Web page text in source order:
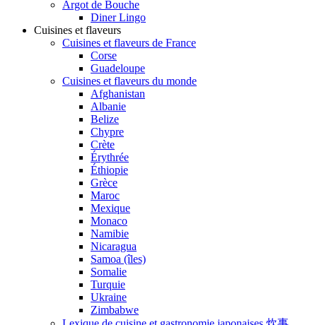
Argot de Bouche
Diner Lingo
Cuisines et flaveurs
Cuisines et flaveurs de France
Corse
Guadeloupe
Cuisines et flaveurs du monde
Afghanistan
Albanie
Belize
Chypre
Crète
Érythrée
Éthiopie
Grèce
Maroc
Mexique
Monaco
Namibie
Nicaragua
Samoa (îles)
Somalie
Turquie
Ukraine
Zimbabwe